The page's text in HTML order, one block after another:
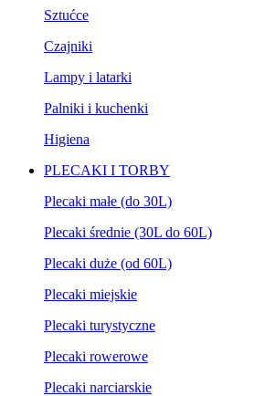
Sztućce
Czajniki
Lampy i latarki
Palniki i kuchenki
Higiena
PLECAKI I TORBY
Plecaki małe (do 30L)
Plecaki średnie (30L do 60L)
Plecaki duże (od 60L)
Plecaki miejskie
Plecaki turystyczne
Plecaki rowerowe
Plecaki narciarskie